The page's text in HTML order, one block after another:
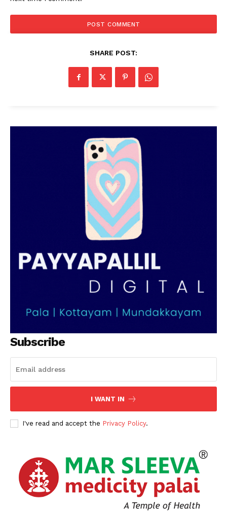
PALA VISION
My account
Grievance Redressal
SHARE POST:
Subscribe
I WANT IN
I've read and accept the Privacy Policy.